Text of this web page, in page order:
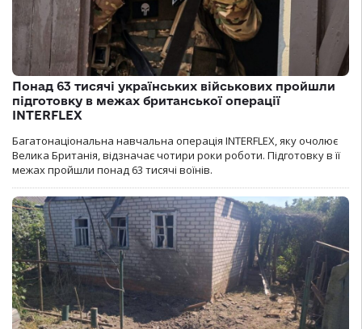
Понад 63 тисячі українських військових пройшли
підготовку в межах британської операції
INTERFLEX
Багатонаціональна навчальна операція INTERFLEX, яку очолює
Велика Британія, відзначає чотири роки роботи. Підготовку в її
межах пройшли понад 63 тисячі воїнів.